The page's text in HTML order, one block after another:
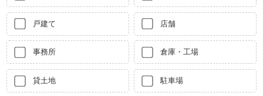
戸建て 店舗
事務所 倉庫・工場
貸土地 駐車場